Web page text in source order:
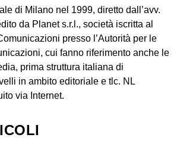
di Milano nel 1999, diretto dall’avv.
da Planet s.r.l., società iscritta al
presso l’Autorità per le
cui fanno riferimento anche le
prima struttura italiana di
in ambito editoriale e tlc. NL
via Internet.